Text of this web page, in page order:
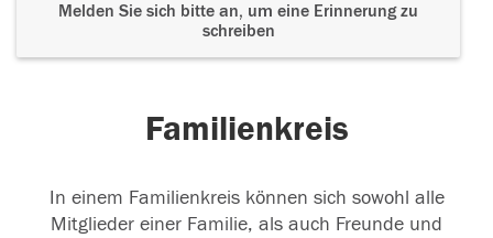
Melden Sie sich bitte an, um eine Erinnerung zu
schreiben
Familienkreis
In einem Familienkreis können sich sowohl alle
Mitglieder einer Familie, als auch Freunde und